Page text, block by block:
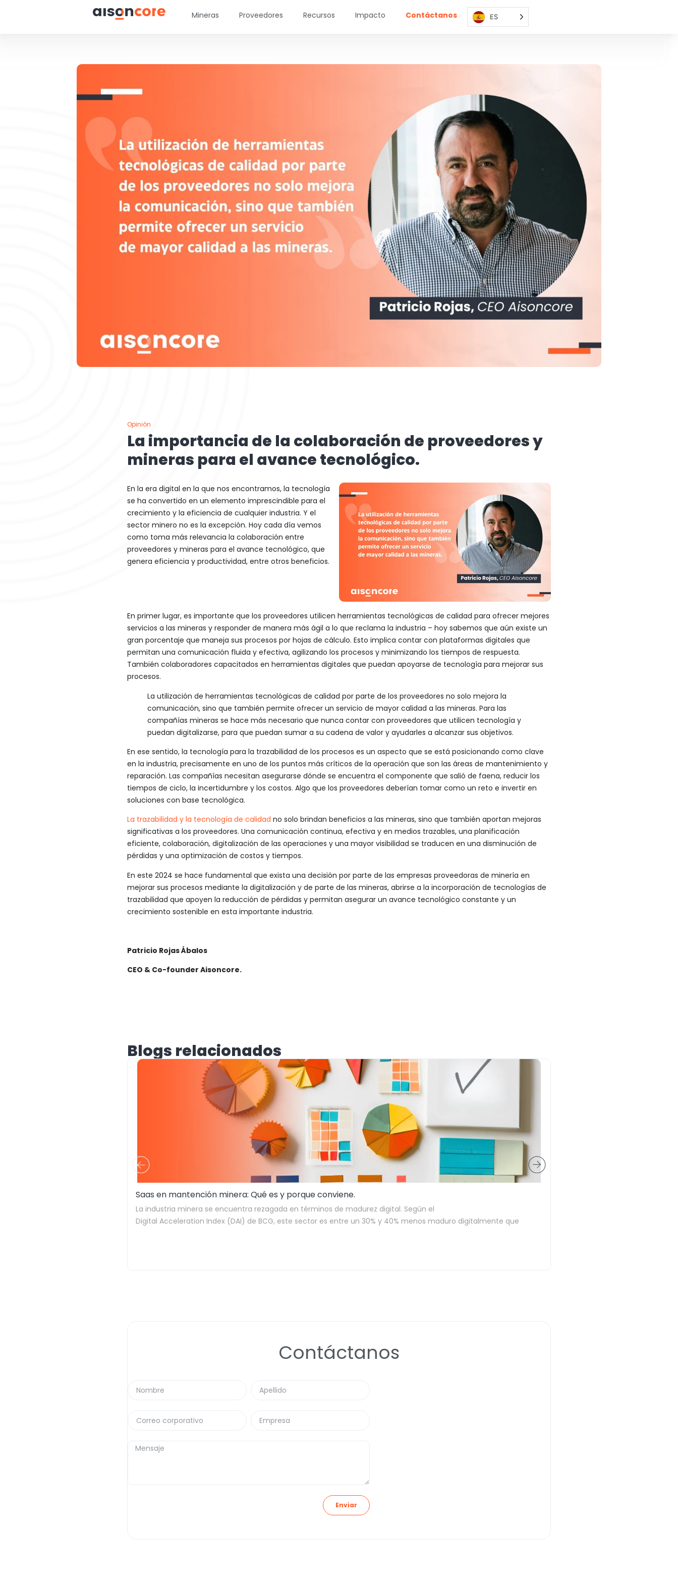
Mineras Proveedores Recursos Impacto Contáctanos ES
Opinión
La importancia de la colaboración de proveedores y
mineras para el avance tecnológico.
En la era digital en la que nos encontramos, la tecnología
se ha convertido en un elemento imprescindible para el
crecimiento y la eficiencia de cualquier industria. Y el
sector minero no es la excepción. Hoy cada día vemos
como toma más relevancia la colaboración entre
proveedores y mineras para el avance tecnológico, que
genera eficiencia y productividad, entre otros beneficios.
En primer lugar, es importante que los proveedores utilicen herramientas tecnológicas de calidad para ofrecer mejores
servicios a las mineras y responder de manera más ágil a lo que reclama la industria – hoy sabemos que aún existe un
gran porcentaje que maneja sus procesos por hojas de cálculo. Esto implica contar con plataformas digitales que
permitan una comunicación fluida y efectiva, agilizando los procesos y minimizando los tiempos de respuesta.
También colaboradores capacitados en herramientas digitales que puedan apoyarse de tecnología para mejorar sus
procesos.
La utilización de herramientas tecnológicas de calidad por parte de los proveedores no solo mejora la
comunicación, sino que también permite ofrecer un servicio de mayor calidad a las mineras. Para las
compañías mineras se hace más necesario que nunca contar con proveedores que utilicen tecnología y
puedan digitalizarse, para que puedan sumar a su cadena de valor y ayudarles a alcanzar sus objetivos.
En ese sentido, la tecnología para la trazabilidad de los procesos es un aspecto que se está posicionando como clave
en la industria, precisamente en uno de los puntos más críticos de la operación que son las áreas de mantenimiento y
reparación. Las compañías necesitan asegurarse dónde se encuentra el componente que salió de faena, reducir los
tiempos de ciclo, la incertidumbre y los costos. Algo que los proveedores deberían tomar como un reto e invertir en
soluciones con base tecnológica.
La trazabilidad y la tecnología de calidad no solo brindan beneficios a las mineras, sino que también aportan mejoras
significativas a los proveedores. Una comunicación continua, efectiva y en medios trazables, una planificación
eficiente, colaboración, digitalización de las operaciones y una mayor visibilidad se traducen en una disminución de
pérdidas y una optimización de costos y tiempos.
En este 2024 se hace fundamental que exista una decisión por parte de las empresas proveedoras de minería en
mejorar sus procesos mediante la digitalización y de parte de las mineras, abrirse a la incorporación de tecnologías de
trazabilidad que apoyen la reducción de pérdidas y permitan asegurar un avance tecnológico constante y un
crecimiento sostenible en esta importante industria.
Patricio Rojas Ábalos
CEO & Co-founder Aisoncore.
Blogs relacionados
Saas en mantención minera: Qué es y porque conviene.
La industria minera se encuentra rezagada en términos de madurez digital. Según el
Digital Acceleration Index (DAI) de BCG, este sector es entre un 30% y 40% menos maduro digitalmente que
Contáctanos
Enviar